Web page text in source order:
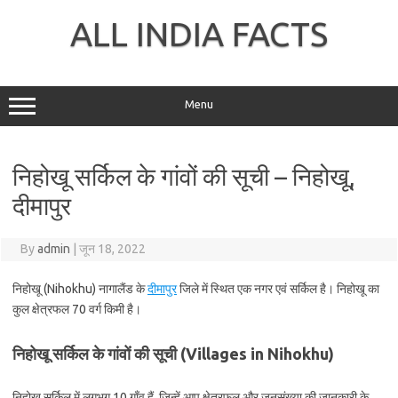
ALL INDIA FACTS
Menu
निहोखू सर्किल के गांवों की सूची – निहोखू,
दीमापुर
Byadmin जून 18, 2022
निहोखू (Nihokhu) नागालैंड केदीमापुरजिले में स्थित एक नगर एवं सर्किल है। निहोखू का
कुल क्षेत्रफल 70 वर्ग किमी है।
निहोखू सर्किल के गांवों की सूची (Villages in Nihokhu)